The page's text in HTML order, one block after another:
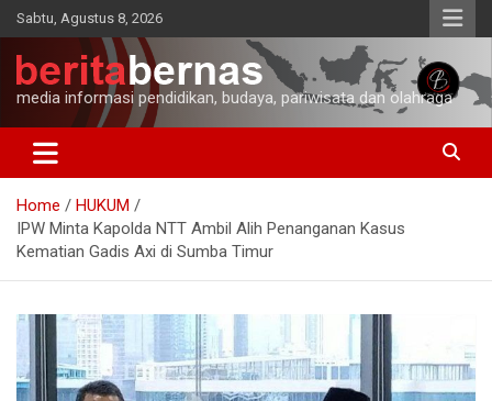
Skip
to
content
Sabtu, Agustus 8, 2026
media informasi pendidikan, budaya, pariwisata dan olahraga
Home
HUKUM
IPW Minta Kapolda NTT Ambil Alih Penanganan Kasus
Kematian Gadis Axi di Sumba Timur